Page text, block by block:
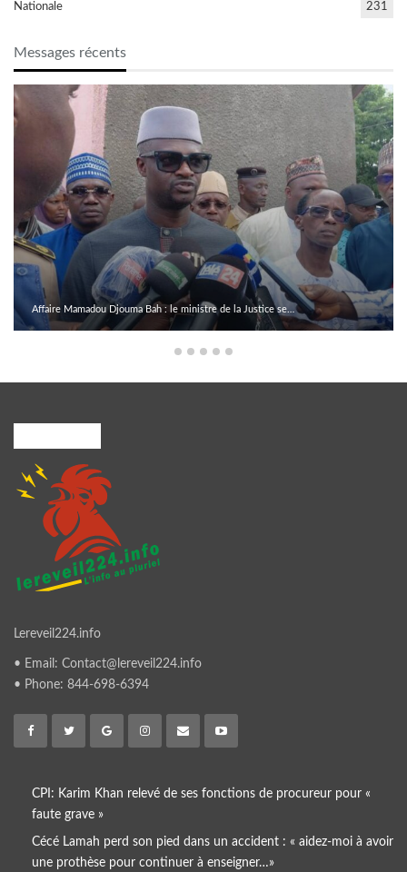
Nationale 231
Messages récents
Affaire Mamadou Djouma Bah : le ministre de la Justice se…
Lereveil224.info
• Email: Contact@lereveil224.info
• Phone: 844-698-6394
CPI: Karim Khan relevé de ses fonctions de procureur pour «
faute grave »
Cécé Lamah perd son pied dans un accident : « aidez-moi à avoir
une prothèse pour continuer à enseigner…»